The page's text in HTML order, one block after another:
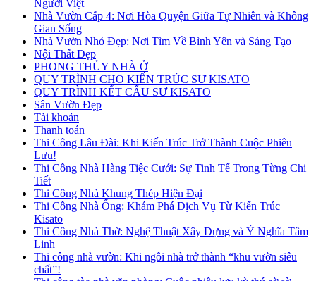
Người Việt
Nhà Vườn Cấp 4: Nơi Hòa Quyện Giữa Tự Nhiên và Không
Gian Sống
Nhà Vườn Nhỏ Đẹp: Nơi Tìm Về Bình Yên và Sáng Tạo
Nội Thất Đẹp
PHONG THỦY NHÀ Ở
QUY TRÌNH CHO KIẾN TRÚC SƯ KISATO
QUY TRÌNH KẾT CẤU SƯ KISATO
Sân Vườn Đẹp
Tài khoản
Thanh toán
Thi Công Lâu Đài: Khi Kiến Trúc Trở Thành Cuộc Phiêu
Lưu!
Thi Công Nhà Hàng Tiệc Cưới: Sự Tinh Tế Trong Từng Chi
Tiết
Thi Công Nhà Khung Thép Hiện Đại
Thi Công Nhà Ống: Khám Phá Dịch Vụ Từ Kiến Trúc
Kisato
Thi Công Nhà Thờ: Nghệ Thuật Xây Dựng và Ý Nghĩa Tâm
Linh
Thi công nhà vườn: Khi ngôi nhà trở thành “khu vườn siêu
chất”!